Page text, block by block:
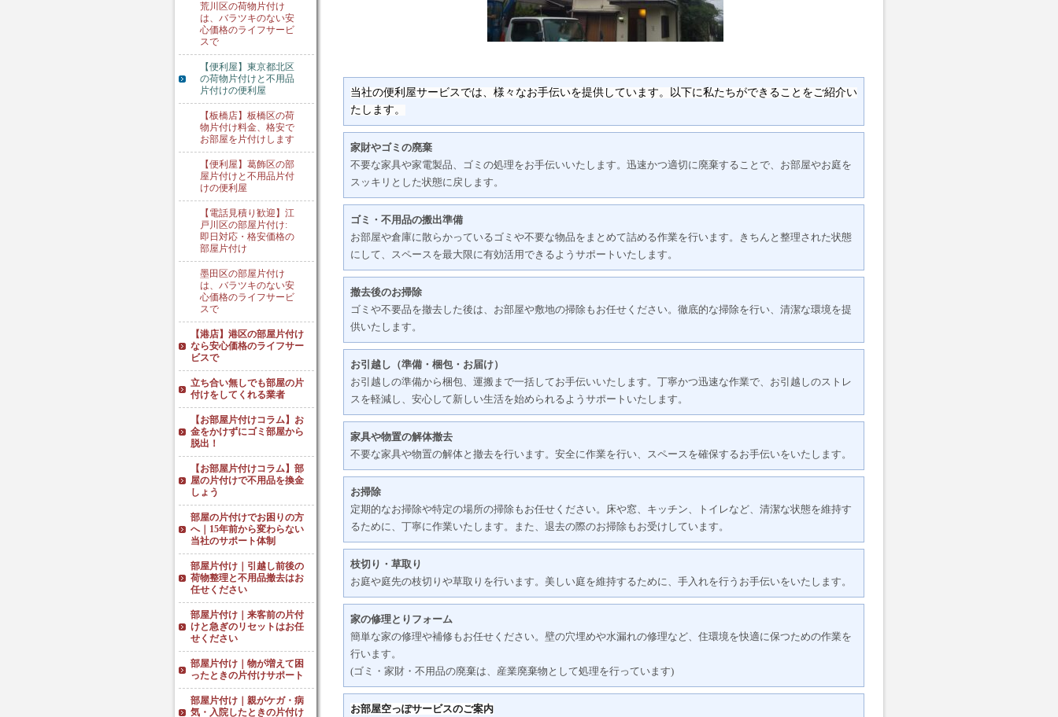
荒川区の荷物片付け
は、バラツキのない安
心価格のライフサービ
スで
【便利屋】東京都北区
の荷物片付けと不用品
片付けの便利屋
【板橋店】板橋区の荷
物片付け料金、格安で
お部屋を片付けします
【便利屋】葛飾区の部
屋片付けと不用品片付
けの便利屋
【電話見積り歓迎】江
戸川区の部屋片付け:
即日対応・格安価格の
部屋片付け
墨田区の部屋片付け
は、バラツキのない安
心価格のライフサービ
スで
【港店】港区の部屋片付け
なら安心価格のライフサー
ビスで
立ち合い無しでも部屋の片
付けをしてくれる業者
【お部屋片付けコラム】お
金をかけずにゴミ部屋から
脱出！
【お部屋片付けコラム】部
屋の片付けで不用品を換金
しょう
部屋の片付けでお困りの方
へ｜15年前から変わらない
当社のサポート体制
部屋片付け｜引越し前後の
荷物整理と不用品撤去はお
任せください
部屋片付け｜来客前の片付
けと急ぎのリセットはお任
せください
部屋片付け｜物が増えて困
ったときの片付けサポート
部屋片付け｜親がケガ・病
気・入院したときの片付け
当社の便利屋サービスでは、様々なお手伝いを提供しています。以下に私たちができることをご紹介い
たします。
家財やゴミの廃棄
不要な家具や家電製品、ゴミの処理をお手伝いいたします。迅速かつ適切に廃棄することで、お部屋やお庭を
スッキリとした状態に戻します。
ゴミ・不用品の搬出準備
お部屋や倉庫に散らかっているゴミや不要な物品をまとめて詰める作業を行います。きちんと整理された状態
にして、スペースを最大限に有効活用できるようサポートいたします。
撤去後のお掃除
ゴミや不要品を撤去した後は、お部屋や敷地の掃除もお任せください。徹底的な掃除を行い、清潔な環境を提
供いたします。
お引越し（準備・梱包・お届け）
お引越しの準備から梱包、運搬まで一括してお手伝いいたします。丁寧かつ迅速な作業で、お引越しのストレ
スを軽減し、安心して新しい生活を始められるようサポートいたします。
家具や物置の解体撤去
不要な家具や物置の解体と撤去を行います。安全に作業を行い、スペースを確保するお手伝いをいたします。
お掃除
定期的なお掃除や特定の場所の掃除もお任せください。床や窓、キッチン、トイレなど、清潔な状態を維持す
るために、丁寧に作業いたします。また、退去の際のお掃除もお受けしています。
枝切り・草取り
お庭や庭先の枝切りや草取りを行います。美しい庭を維持するために、手入れを行うお手伝いをいたします。
家の修理とりフォーム
簡単な家の修理や補修もお任せください。壁の穴埋めや水漏れの修理など、住環境を快適に保つための作業を
行います。
(ゴミ・家財・不用品の廃棄は、産業廃棄物として処理を行っています)
お部屋空っぽサービスのご案内